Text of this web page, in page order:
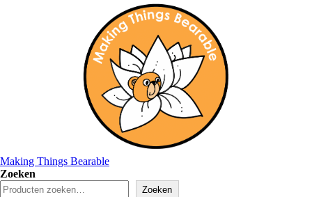
Making Things Bearable
Zoeken
Zoeken